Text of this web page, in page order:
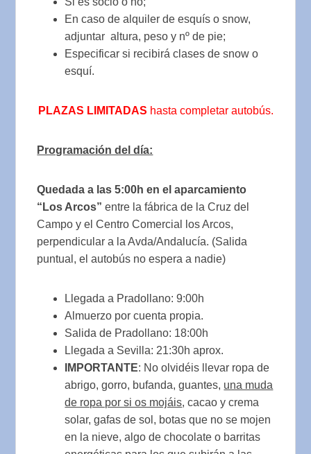
En caso de alquiler de esquís o snow,
adjuntar altura, peso y nº de pie;
Especificar si recibirá clases de snow o
esquí.
PLAZAS LIMITADAS hasta completar autobús.
Programación del día:
Quedada a las 5:00h en el aparcamiento
“Los Arcos” entre la fábrica de la Cruz del
Campo y el Centro Comercial los Arcos,
perpendicular a la Avda/Andalucía. (Salida
puntual, el autobús no espera a nadie)
Llegada a Pradollano: 9:00h
Almuerzo por cuenta propia.
Salida de Pradollano: 18:00h
Llegada a Sevilla: 21:30h aprox.
IMPORTANTE: No olvidéis llevar ropa de
abrigo, gorro, bufanda, guantes, una muda
de ropa por si os mojáis, cacao y crema
solar, gafas de sol, botas que no se mojen
en la nieve, algo de chocolate o barritas